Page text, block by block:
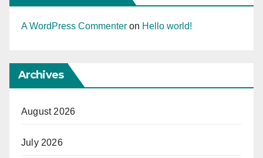
A WordPress Commenter on Hello world!
Archives
August 2026
July 2026